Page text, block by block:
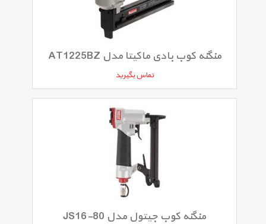
منگنه کوب بادی ماکیتا مدل AT1225BZ
تماس بگیرید
منگنه کوب جیتول مدل JS16-80